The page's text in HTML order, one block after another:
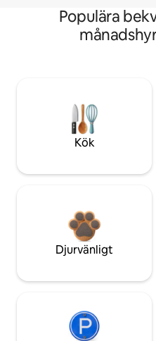
Populära
Kök
Djurvänligt